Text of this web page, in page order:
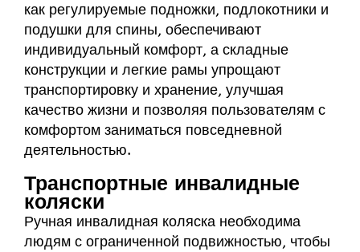
как регулируемые подножки, подлокотники и
подушки для спины, обеспечивают
индивидуальный комфорт, а складные
конструкции и легкие рамы упрощают
транспортировку и хранение, улучшая
качество жизни и позволяя пользователям с
комфортом заниматься повседневной
деятельностью.
Транспортные инвалидные
коляски
Ручная инвалидная коляска необходима
людям с ограниченной подвижностью, чтобы